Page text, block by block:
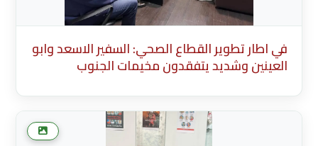
في اطار تطوير القطاع الصحي: السفير الاسعد وابو
العينين وشديد يتفقدون مخيمات الجنوب
(English) * Description Existing Media
Attachments في اطار تطوير القطاع الصحي:
السفير الاسعد وابو العينين وشديد يتفقدون